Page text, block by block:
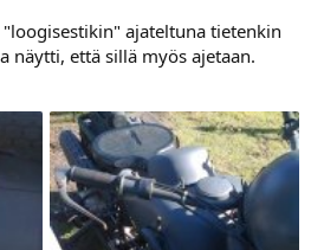
ajateltuna tietenkin
näytti, että sillä myös ajetaan.